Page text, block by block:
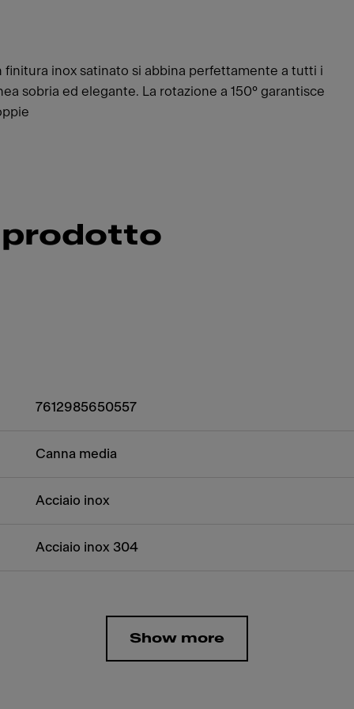
inox satinato si abbina perfettamente a tutti i
sobria ed elegante. La rotazione a 150° garantisce
7612985650557
Canna media
Acciaio inox
Acciaio inox 304
Show more